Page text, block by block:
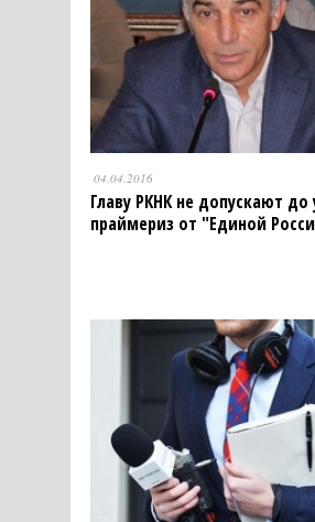
04.04.2016
Главу РКНК не допускают до
праймериз от "Единой